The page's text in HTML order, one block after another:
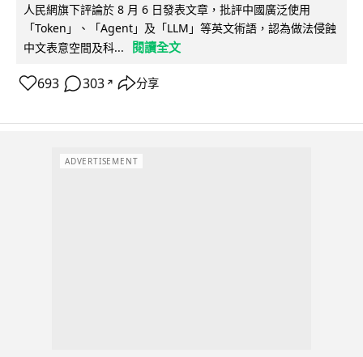
人民網旗下評論於 8 月 6 日發表文章，批評中國廣泛使用
「Token」、「Agent」及「LLM」等英文術語，認為做法侵蝕
中文表意空間及科...
閱讀全文
693 303 ↗ 分享
ADVERTISEMENT